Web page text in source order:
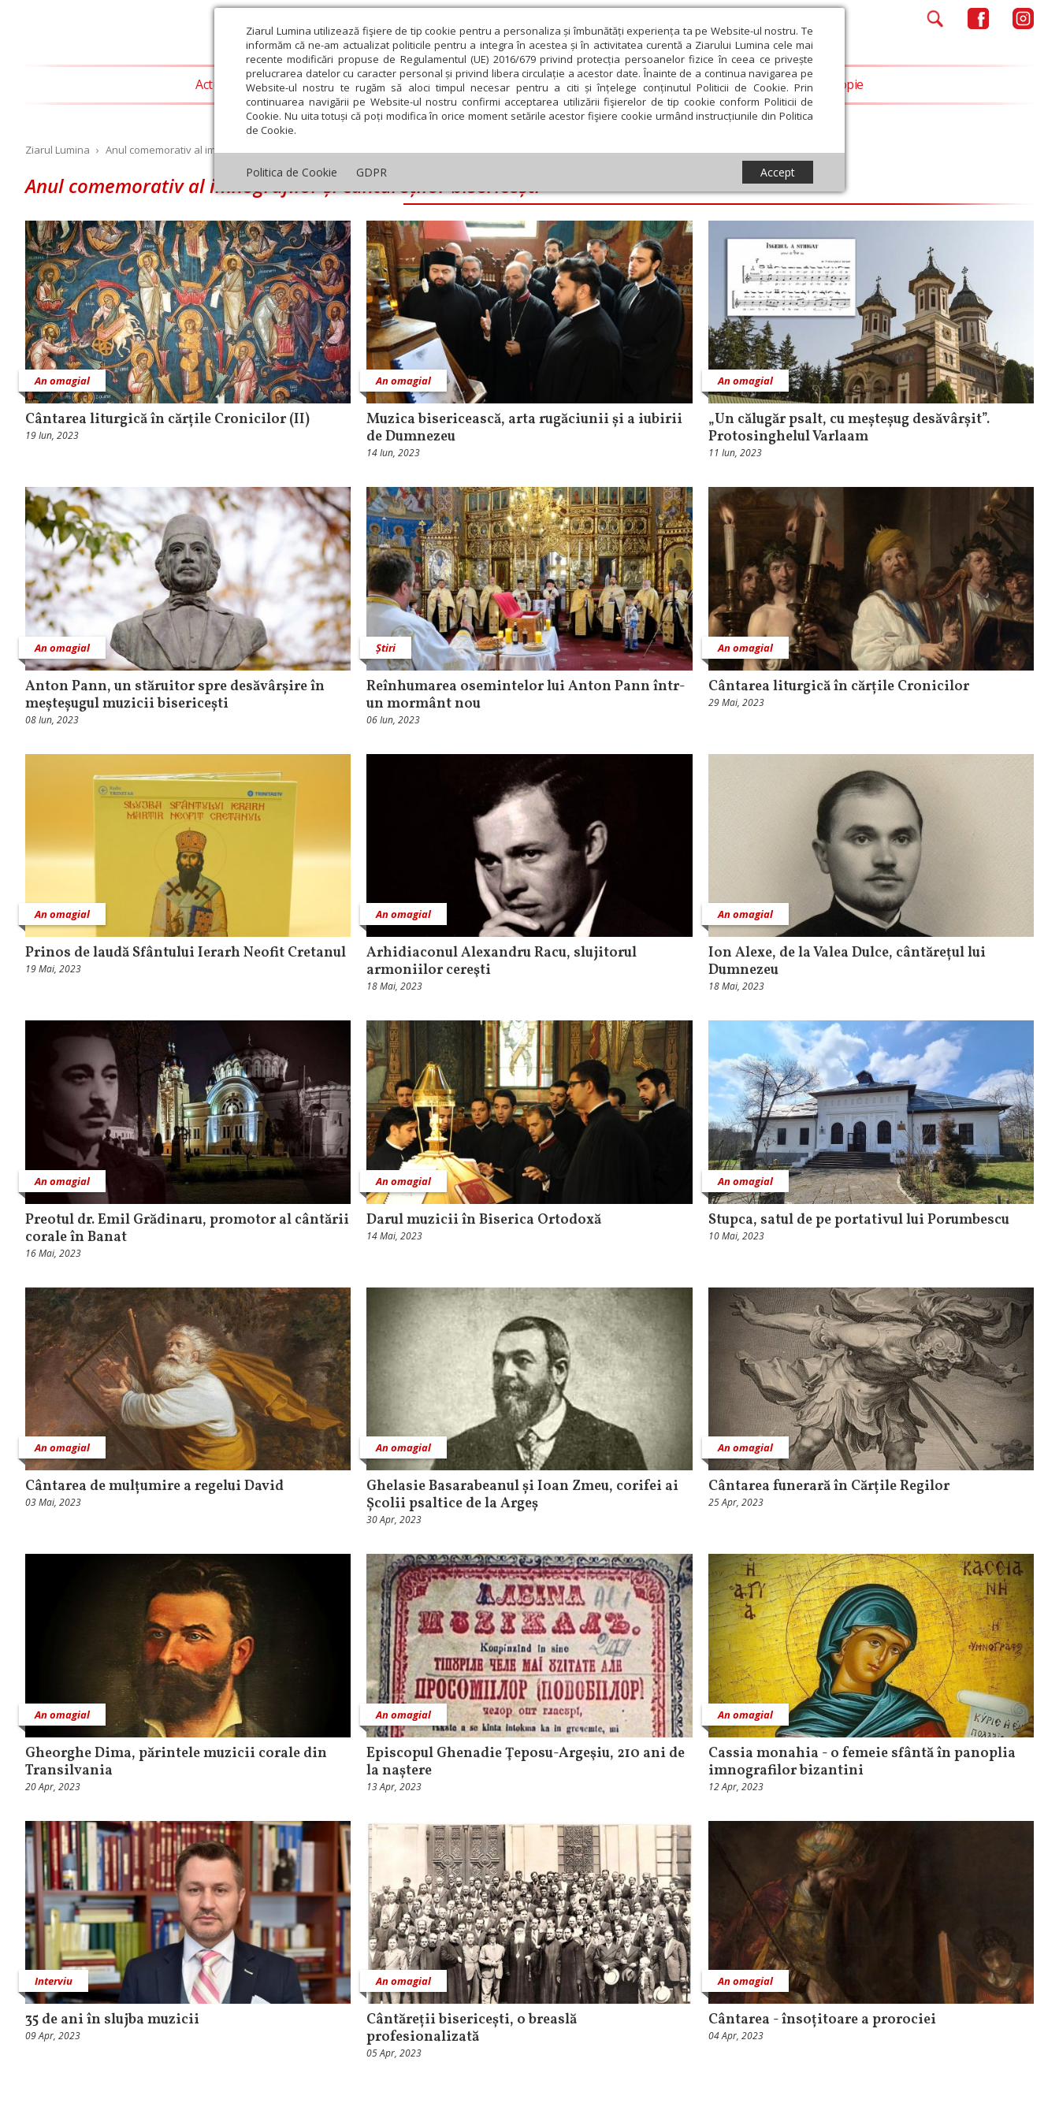
Ziarul Lumina utilizează fişiere de tip cookie pentru a personaliza și îmbunătăți experiența ta pe Website-ul nostru. Te
informăm că ne-am actualizat politicile pentru a integra în acestea și în activitatea curentă a Ziarului Lumina cele mai
recente modificări propuse de Regulamentul (UE) 2016/679 privind protecția persoanelor fizice în ceea ce privește
prelucrarea datelor cu caracter personal și privind libera circulație a acestor date. Înainte de a continua navigarea pe
Website-ul nostru te rugăm să aloci timpul necesar pentru a citi și înțelege conținutul Politicii de Cookie. Prin
continuarea navigării pe Website-ul nostru confirmi acceptarea utilizării fişierelor de tip cookie conform Politicii de
Cookie. Nu uita totuși că poți modifica în orice moment setările acestor fişiere cookie urmând instrucțiunile din Politica
de Cookie.
Politica de Cookie GDPR Accept
Actualitate religioasă Teologie și spiritualitate Educaţie și Cultură Societate Opinii Filantropie
Ziarul Lumina › Anul comemorativ al imnografilor și cântăreților bisericești
Anul comemorativ al imnografilor și cântăreților bisericești
An omagial
Cântarea liturgică în cărțile Cronicilor (II)
19 Iun, 2023
An omagial
Muzica bisericească, arta rugăciunii și a iubirii
de Dumnezeu
14 Iun, 2023
An omagial
„Un călugăr psalt, cu meșteșug desăvârșit”.
Protosinghelul Varlaam
11 Iun, 2023
An omagial
Anton Pann, un stăruitor spre desăvârșire în
meșteșugul muzicii bisericești
08 Iun, 2023
Știri
Reînhumarea osemintelor lui Anton Pann într-
un mormânt nou
06 Iun, 2023
An omagial
Cântarea liturgică în cărțile Cronicilor
29 Mai, 2023
An omagial
Prinos de laudă Sfântului Ierarh Neofit Cretanul
19 Mai, 2023
An omagial
Arhidiaconul Alexandru Racu, slujitorul
armoniilor cereşti
18 Mai, 2023
An omagial
Ion Alexe, de la Valea Dulce, cântărețul lui
Dumnezeu
18 Mai, 2023
An omagial
Preotul dr. Emil Grădinaru, promotor al cântării
corale în Banat
16 Mai, 2023
An omagial
Darul muzicii în Biserica Ortodoxă
14 Mai, 2023
An omagial
Stupca, satul de pe portativul lui Porumbescu
10 Mai, 2023
An omagial
Cântarea de mulțumire a regelui David
03 Mai, 2023
An omagial
Ghelasie Basarabeanul și Ioan Zmeu, corifei ai
Școlii psaltice de la Argeș
30 Apr, 2023
An omagial
Cântarea funerară în Cărțile Regilor
25 Apr, 2023
An omagial
Gheorghe Dima, părintele muzicii corale din
Transilvania
20 Apr, 2023
An omagial
Episcopul Ghenadie Ţeposu-Argeşiu, 210 ani de
la naștere
13 Apr, 2023
An omagial
Cassia monahia - o femeie sfântă în panoplia
imnografilor bizantini
12 Apr, 2023
Interviu
35 de ani în slujba muzicii
09 Apr, 2023
An omagial
Cântăreții bisericești, o breaslă
profesionalizată
05 Apr, 2023
An omagial
Cântarea - însoțitoare a prorociei
04 Apr, 2023